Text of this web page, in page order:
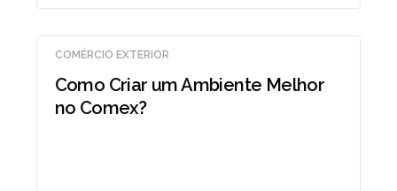
COMÉRCIO EXTERIOR
Como Criar um Ambiente Melhor
no Comex?